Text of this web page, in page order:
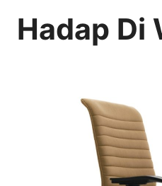
Hadap Di